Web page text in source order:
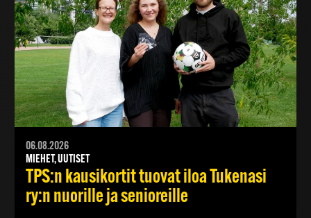
06.08.2026
MIEHET, UUTISET
TPS:n kausikortit tuovat iloa Tukenasi
ry:n nuorille ja senioreille